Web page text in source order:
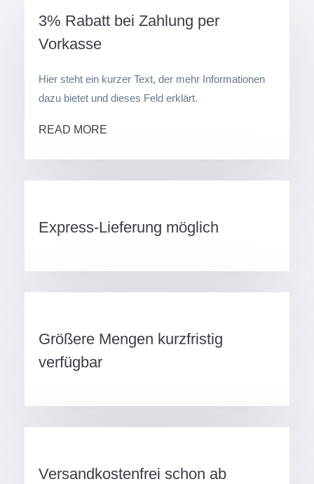
3% Rabatt bei Zahlung per
Vorkasse
Hier steht ein kurzer Text, der mehr Informationen
dazu bietet und dieses Feld erklärt.
READ MORE
Express-Lieferung möglich
Größere Mengen kurzfristig
verfügbar
Versandkostenfrei schon ab